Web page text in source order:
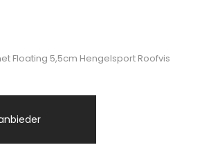
Floating 5,5cm Hengelsport Roofvis